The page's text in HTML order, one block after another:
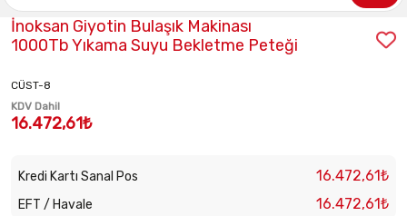
İnoksan Giyotin Bulaşık Makinası
1000Tb Yıkama Suyu Bekletme Peteği
CÜST-8
KDV Dahil
16.472,61₺
Kredi Kartı Sanal Pos 16.472,61₺
EFT / Havale 16.472,61₺